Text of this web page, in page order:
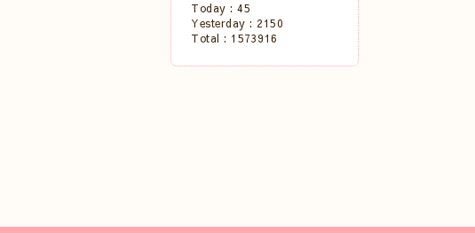
Today : 45
Yesterday : 2150
Total : 1573916